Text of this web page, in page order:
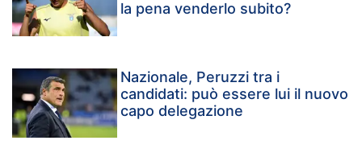
la pena venderlo subito?
Nazionale, Peruzzi tra i
candidati: può essere lui il nuovo
capo delegazione